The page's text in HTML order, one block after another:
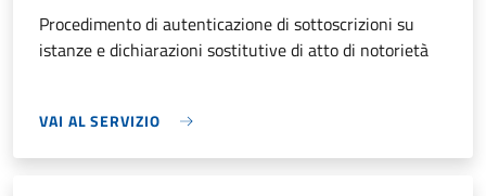
Procedimento di autenticazione di sottoscrizioni su
istanze e dichiarazioni sostitutive di atto di notorietà
VAI AL SERVIZIO